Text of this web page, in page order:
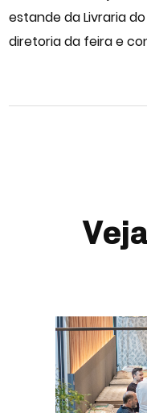
estande da Livraria
diretoria da feira e